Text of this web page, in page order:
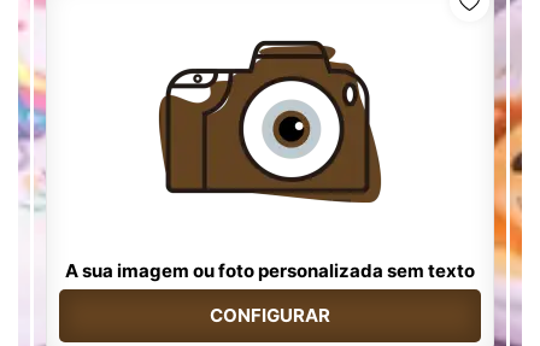
A sua imagem ou foto personalizada sem texto
CONFIGURAR